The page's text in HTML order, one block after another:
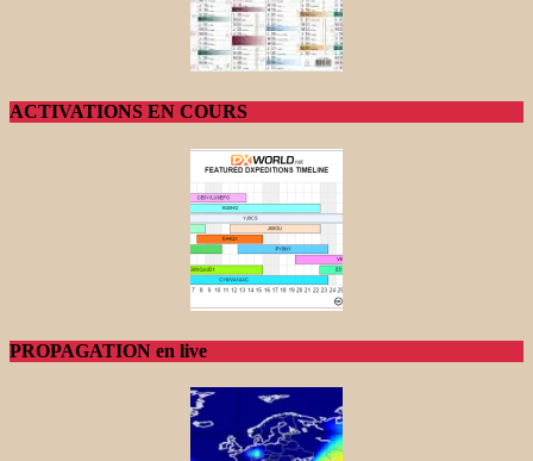
ACTIVATIONS EN COURS
PROPAGATION en live